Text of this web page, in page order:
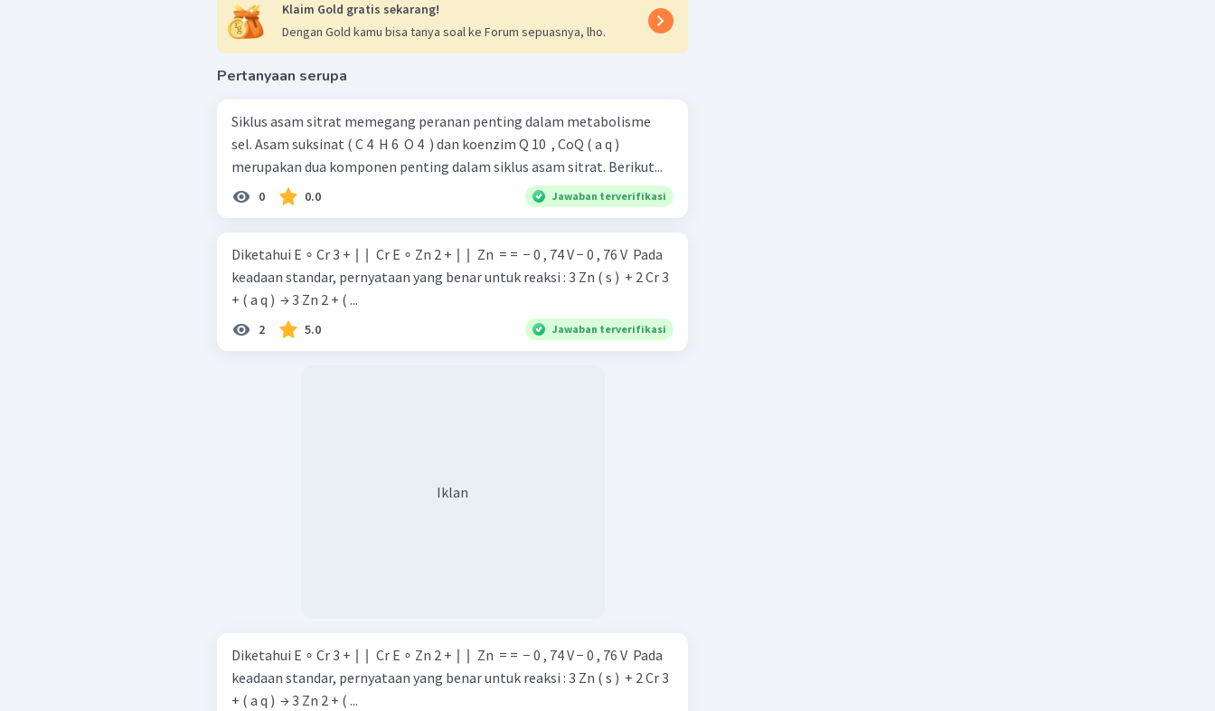
Klaim Gold gratis sekarang!
Dengan Gold kamu bisa tanya soal ke Forum sepuasnya, lho.
Pertanyaan serupa
Siklus asam sitrat memegang peranan penting dalam metabolisme
sel. Asam suksinat ( C 4 ​ H 6 ​ O 4 ​ ) dan koenzim Q 10 ​ , CoQ ( a q )
merupakan dua komponen penting dalam siklus asam sitrat. Berikut...
0 0.0 Jawaban terverifikasi
Diketahui E ∘ Cr 3 + ∣ ∣ ​ Cr E ∘ Zn 2 + ∣ ∣ ​ Zn ​ = = ​ − 0 , 74 V − 0 , 76 V ​ Pada
keadaan standar, pernyataan yang benar untuk reaksi : 3 Zn ( s ) ​ + 2 Cr 3
+ ( a q ) ​ → 3 Zn 2 + ( ...
2 5.0 Jawaban terverifikasi
Iklan
Diketahui E ∘ Cr 3 + ∣ ∣ ​ Cr E ∘ Zn 2 + ∣ ∣ ​ Zn ​ = = ​ − 0 , 74 V − 0 , 76 V ​ Pada
keadaan standar, pernyataan yang benar untuk reaksi : 3 Zn ( s ) ​ + 2 Cr 3
+ ( a q ) ​ → 3 Zn 2 + ( ...